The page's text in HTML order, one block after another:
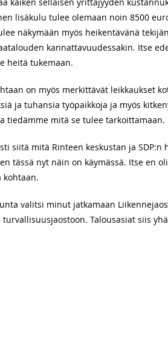
lisäkulu tulee olemaan noin 8500
näkymään myös heikentävänä
kannattavuudessakin. Itse
heitä tukemaan.
on myös merkittävät leikkaukset
ja tuhansia työpaikkoja ja myös
tiedämme mitä se tulee tarkoittamaan.
siitä mitä Rinteen keskustan ja
tässä nyt näin on käymässä. Itse en
valitsi minut jatkamaan
Talousasiat siis